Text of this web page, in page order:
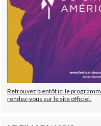
Retrouvez bientôt ici le
rendez-vous sur le site officiel.